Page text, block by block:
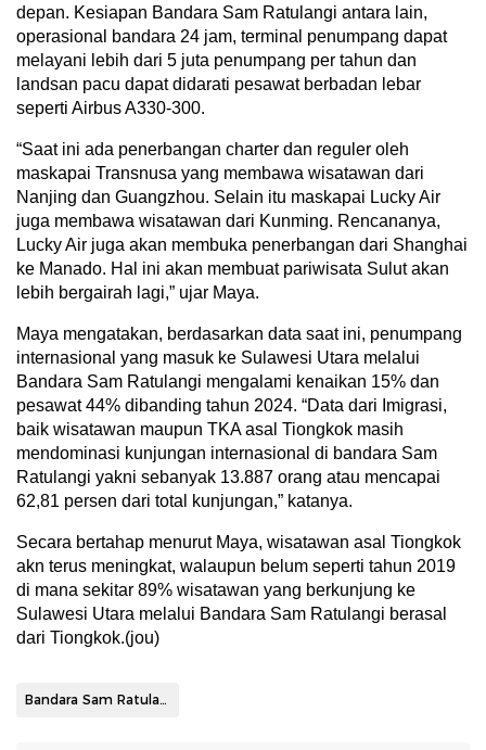
depan. Kesiapan Bandara Sam Ratulangi antara lain,
operasional bandara 24 jam, terminal penumpang dapat
melayani lebih dari 5 juta penumpang per tahun dan
landsan pacu dapat didarati pesawat berbadan lebar
seperti Airbus A330-300.
“Saat ini ada penerbangan charter dan reguler oleh
maskapai Transnusa yang membawa wisatawan dari
Nanjing dan Guangzhou. Selain itu maskapai Lucky Air
juga membawa wisatawan dari Kunming. Rencananya,
Lucky Air juga akan membuka penerbangan dari Shanghai
ke Manado. Hal ini akan membuat pariwisata Sulut akan
lebih bergairah lagi,” ujar Maya.
Maya mengatakan, berdasarkan data saat ini, penumpang
internasional yang masuk ke Sulawesi Utara melalui
Bandara Sam Ratulangi mengalami kenaikan 15% dan
pesawat 44% dibanding tahun 2024. “Data dari Imigrasi,
baik wisatawan maupun TKA asal Tiongkok masih
mendominasi kunjungan internasional di bandara Sam
Ratulangi yakni sebanyak 13.887 orang atau mencapai
62,81 persen dari total kunjungan,” katanya.
Secara bertahap menurut Maya, wisatawan asal Tiongkok
akn terus meningkat, walaupun belum seperti tahun 2019
di mana sekitar 89% wisatawan yang berkunjung ke
Sulawesi Utara melalui Bandara Sam Ratulangi berasal
dari Tiongkok.(jou)
Bandara Sam Ratulangi